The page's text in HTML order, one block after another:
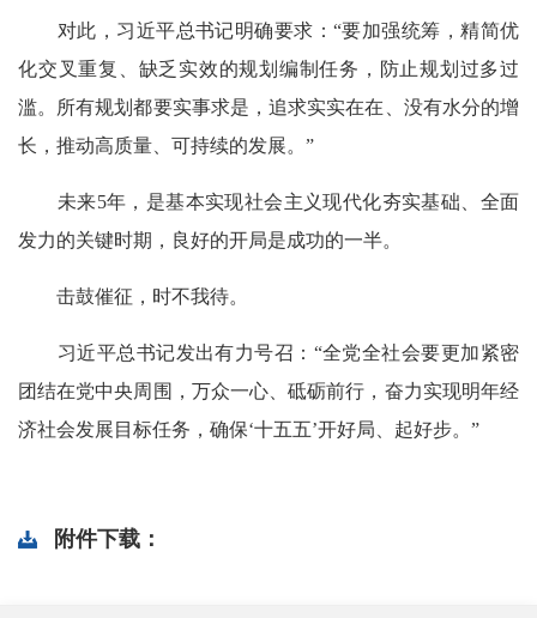
对此，习近平总书记明确要求：“要加强统筹，精简优
化交叉重复、缺乏实效的规划编制任务，防止规划过多过
滥。所有规划都要实事求是，追求实实在在、没有水分的增
长，推动高质量、可持续的发展。”
未来5年，是基本实现社会主义现代化夯实基础、全面
发力的关键时期，良好的开局是成功的一半。
击鼓催征，时不我待。
习近平总书记发出有力号召：“全党全社会要更加紧密
团结在党中央周围，万众一心、砥砺前行，奋力实现明年经
济社会发展目标任务，确保‘十五五’开好局、起好步。”
附件下载：